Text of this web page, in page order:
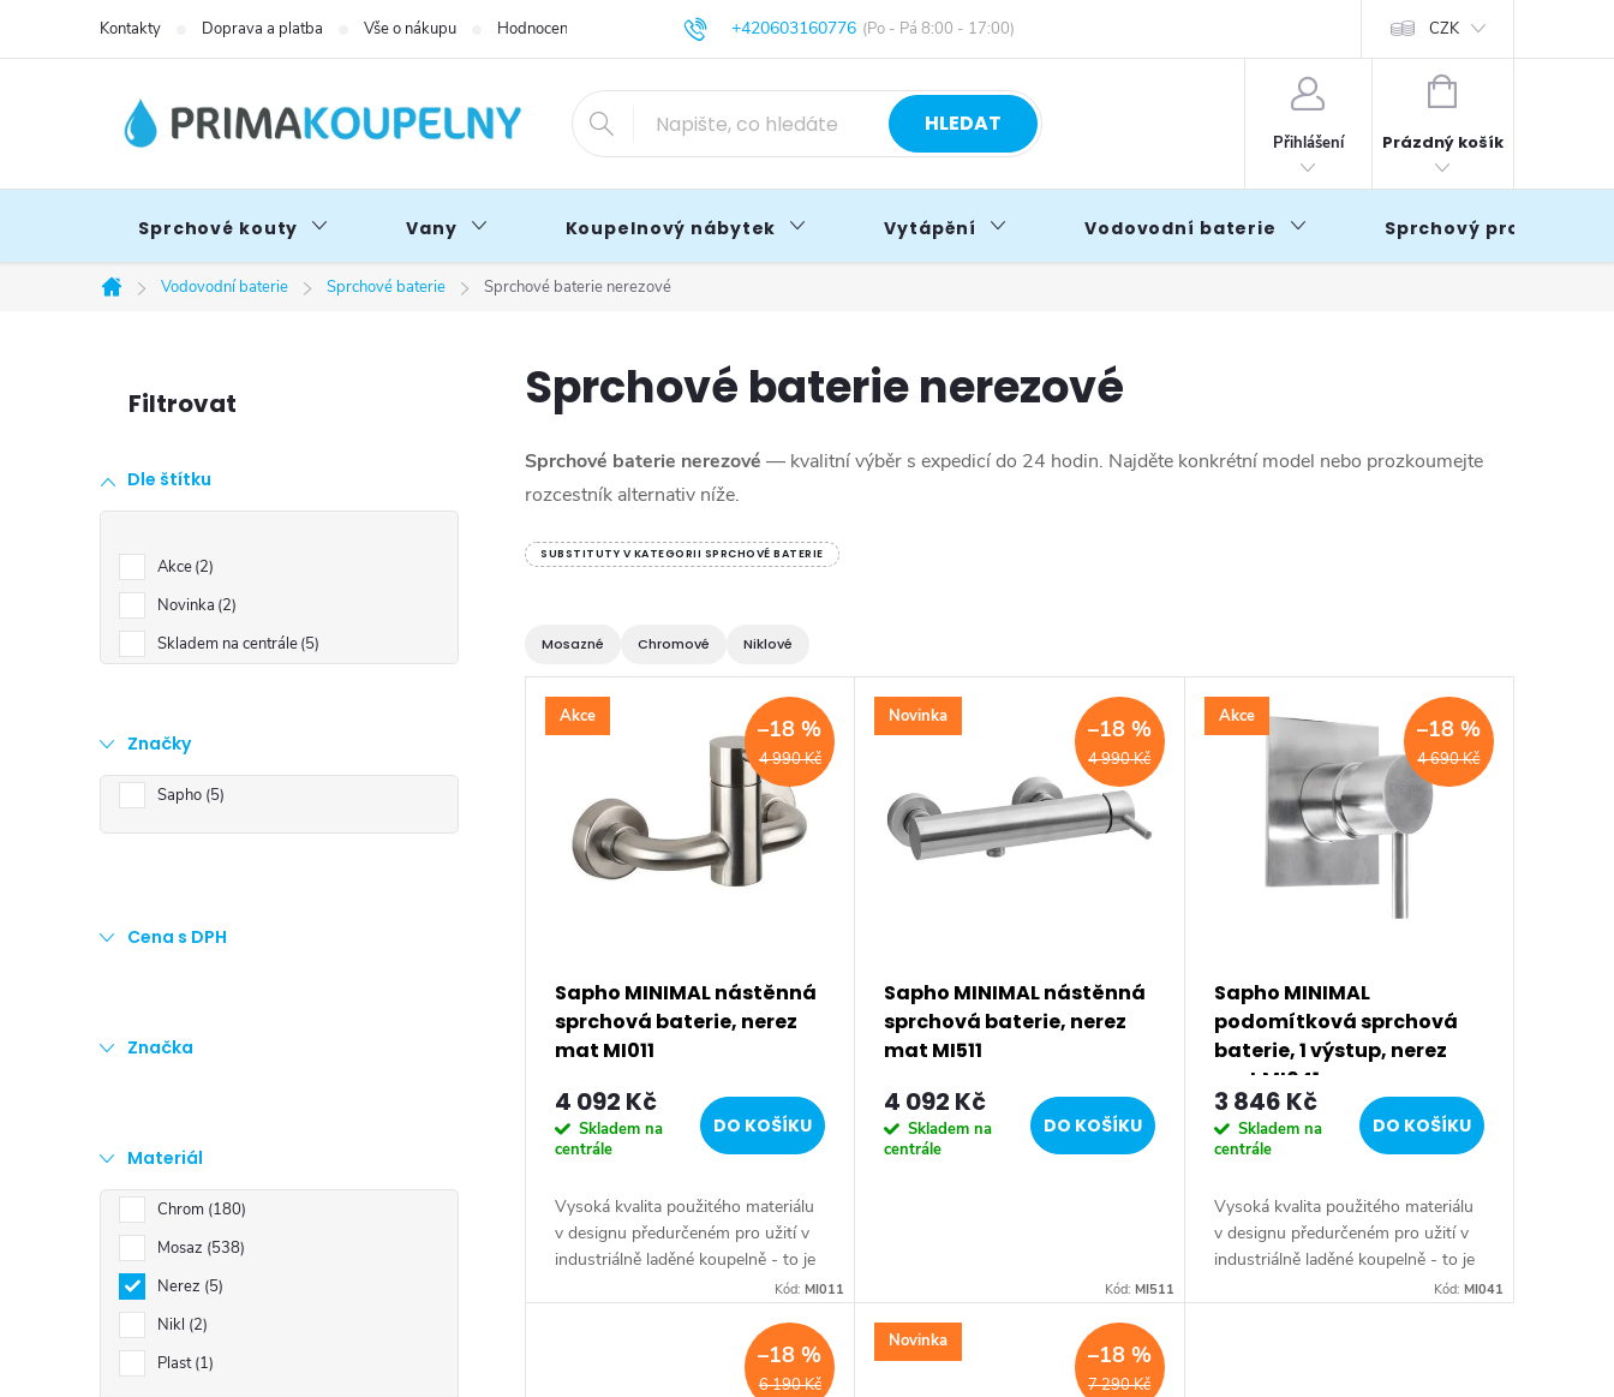
+420603160776
info@primakoupelny.cz
Kontakty Doprava a platba Vše o nákupu Hodnocení obchodu Obchodní podmínky Blog CZK
HLEDAT
Přihlášení
NÁKUPNÍ
Prázdný košík
Sprchové kouty Vany Koupelnový nábytek Vytápění Vodovodní baterie Sprchový program
Domů
Vodovodní baterie Sprchové baterie Sprchové baterie nerezové
s
n
n
p
n
l
Dle štítku
Akce 2
Novinka 2
Skladem na centrále 5
Značky
Sapho 5
Cena s DPH
Značka
Materiál
Chrom 180
Mosaz 538
Nerez 5
Nikl 2
Plast 1
Sprchové baterie nerezové
Sprchové baterie nerezové — kvalitní výběr s expedicí do 24 hodin. Najděte konkrétní model nebo prozkoumejte
rozcestník alternativ níže.
SUBSTITUTY V KATEGORII SPRCHOVÉ BATERIE
Mosazné Chromové Niklové
V
k
Akce
4 990 Kč
–18 %
Sapho MINIMAL nástěnná
sprchová baterie, nerez
mat MI011
4 092 Kč
Skladem na
centrále
DO KOŠÍKU
Vysoká kvalita použitého materiálu
v designu předurčeném pro užití v
industriálně laděné koupelně - to je
charakteristika série MINIMAL.Kód: MI011
Novinka
4 990 Kč
–18 %
Sapho MINIMAL nástěnná
sprchová baterie, nerez
mat MI511
4 092 Kč
Skladem na
centrále
DO KOŠÍKU
Kód: MI511
Akce
4 690 Kč
–18 %
Sapho MINIMAL
podomítková sprchová
baterie, 1 výstup, nerez
mat MI041
3 846 Kč
Skladem na
centrále
DO KOŠÍKU
Vysoká kvalita použitého materiálu
v designu předurčeném pro užití v
industriálně laděné koupelně - to je
charakteristika série MINIMAL.Kód: MI041
6 190 Kč
–18 % Novinka
7 290 Kč
–18 %